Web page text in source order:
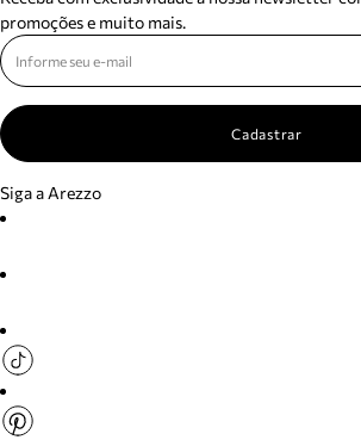
Precisa de ajuda?
Meus pedidos
promoções e muito mais.
Cadastrar
Siga a Arezzo